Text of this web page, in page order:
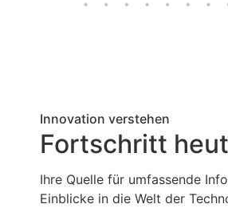
Innovation verstehen
Fortschritt
Ihre Quelle für umfassende
Einblicke in die Welt der